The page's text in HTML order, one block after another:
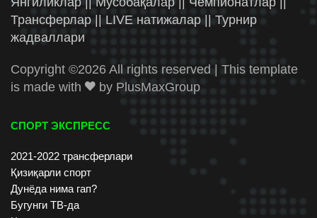
Трансферлар || LIVE натижалар || Турнир
жадваллари
Copyright ©2026 All rights reserved | This template
is made with
by PlusMaxGroup
СПОРТ ЭКСПРЕСС
2021-2022 трансферлари
Қизиқарли спорт
Дунёда нима гап?
Бугунги ТВ-да